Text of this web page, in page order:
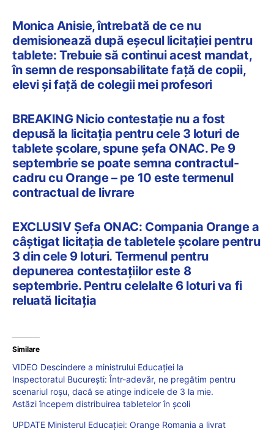
Monica Anisie, întrebată de ce nu
demisionează după eșecul licitației pentru
tablete: Trebuie să continui acest mandat,
în semn de responsabilitate față de copii,
elevi și față de colegii mei profesori
BREAKING Nicio contestație nu a fost
depusă la licitația pentru cele 3 loturi de
tablete școlare, spune șefa ONAC. Pe 9
septembrie se poate semna contractul-
cadru cu Orange – pe 10 este termenul
contractual de livrare
EXCLUSIV Șefa ONAC: Compania Orange a
câștigat licitația de tabletele școlare pentru
3 din cele 9 loturi. Termenul pentru
depunerea contestațiilor este 8
septembrie. Pentru celelalte 6 loturi va fi
reluată licitația
Similare
VIDEO Descindere a ministrului Educației la
Inspectoratul București: Într-adevăr, ne pregătim pentru
scenariul roșu, dacă se atinge indicele de 3 la mie.
Astăzi începem distribuirea tabletelor în școli
UPDATE Ministerul Educației: Orange Romania a livrat